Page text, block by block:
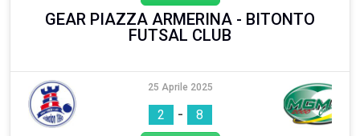
GEAR PIAZZA ARMERINA - BITONTO
FUTSAL CLUB
25 Aprile 2025
2 - 8